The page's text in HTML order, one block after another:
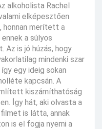
alkoholista Rachel
elképesztően
honnan merített a
a súlyos
Az is jó húzás, hogy
mindenki szar
egy ideig sokan
kapcsán. A
kiszámíthatóság
Így hát, aki olvasta a
is látta, annak
is el fogja nyerni a